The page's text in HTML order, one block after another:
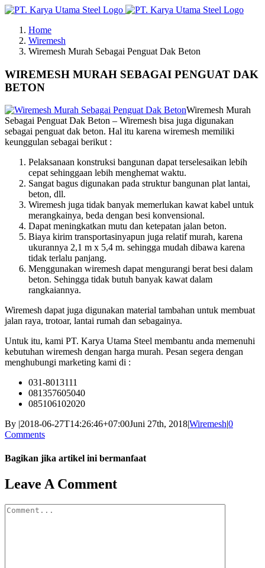
Skip
contentHome
Wiremesh
Wiremesh Murah Sebagai Penguat Dak Beton
WIREMESH MURAH SEBAGAI PENGUAT DAK
BETON
Wiremesh Murah
Sebagai Penguat Dak Beton – Wiremesh bisa juga digunakan
sebagai penguat dak beton. Hal itu karena wiremesh memiliki
keunggulan sebagai berikut :
Pelaksanaan konstruksi bangunan dapat terselesaikan lebih
cepat sehinggaan lebih menghemat waktu.
Sangat bagus digunakan pada struktur bangunan plat lantai,
beton, dll.
Wiremesh juga tidak banyak memerlukan kawat kabel untuk
merangkainya, beda dengan besi konvensional.
Dapat meningkatkan mutu dan ketepatan jalan beton.
Biaya kirim transportasinyapun juga relatif murah, karena
ukurannya 2,1 m x 5,4 m. sehingga mudah dibawa karena
tidak terlalu panjang.
Menggunakan wiremesh dapat mengurangi berat besi dalam
beton. Sehingga tidak butuh banyak kawat dalam
rangkaiannya.
Wiremesh dapat juga digunakan material tambahan untuk membuat
jalan raya, trotoar, lantai rumah dan sebagainya.
Untuk itu, kami PT. Karya Utama Steel membantu anda memenuhi
kebutuhan wiremesh dengan harga murah. Pesan segera dengan
menghubungi marketing kami di :
031-8013111
081357605040
085106102020
By |2018-06-27T14:26:46+07:00Juni 27th, 2018|Wiremesh|0
Comments
Bagikan jika artikel ini bermanfaat
Facebook
Twitter
Reddit
LinkedIn
WhatsApp
Tumblr
Pinterest
Vk
Email
Leave A Comment
Comment